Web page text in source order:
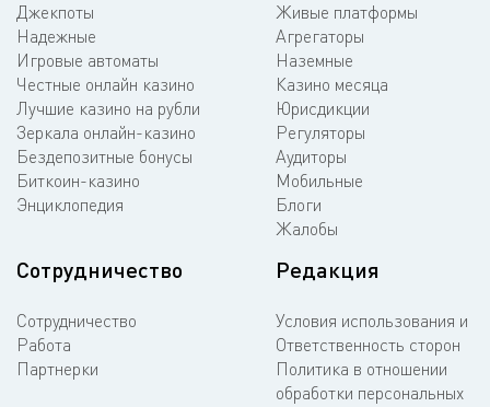
Джекпоты
Надежные
Игровые автоматы
Честные онлайн казино
Лучшие казино на рубли
Зеркала онлайн-казино
Бездепозитные бонусы
Биткоин-казино
Энциклопедия
Живые платформы
Агрегаторы
Наземные
Казино месяца
Юрисдикции
Регуляторы
Аудиторы
Мобильные
Блоги
Жалобы
Сотрудничество
Сотрудничество
Работа
Партнерки
Редакция
Условия использования и
Ответственность сторон
Политика в отношении
обработки персональных